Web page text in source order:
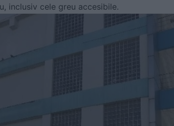
inclusiv cele greu accesibile.